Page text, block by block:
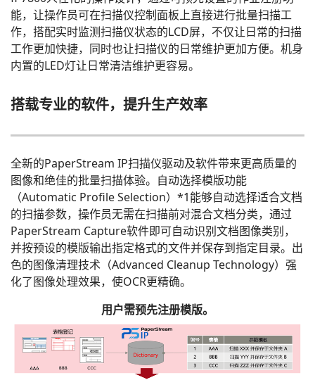
能，让操作员可在扫描仪控制面板上直接进行批量扫描工
作，搭配实时监测扫描仪状态的LCD屏，不仅让日常的扫描
工作更加快捷，同时也让扫描仪的日常维护更加方便。机身
内置的LED灯让日常清洁维护更容易。
搭载专业的软件，提升生产效率
全新的PaperStream IP扫描仪驱动及软件带来更高质量的
图像和绝佳的批量扫描体验。自动选择模版功能
（Automatic Profile Selection）*1能够自动选择适合文档
的扫描参数，操作员无需在扫描前对混合文档分类，通过
PaperStream Capture软件即可自动识别文档图像类别，
并按预设的模版输出指定格式的文件并保存到指定目录。出
色的图像清理技术（Advanced Cleanup Technology）强
化了图像处理效果，使OCR更精确。
用户需预先注册模版。